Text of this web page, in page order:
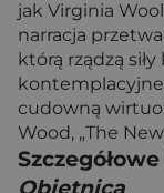
jak Virginia
narracja
którą rządzą
cudowną
Wood, „The